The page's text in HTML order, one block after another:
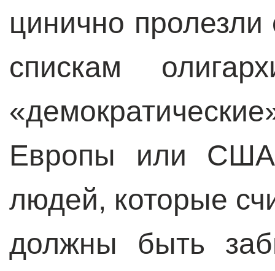
цинично
спискам
Европы или
людей, которые
должны быть